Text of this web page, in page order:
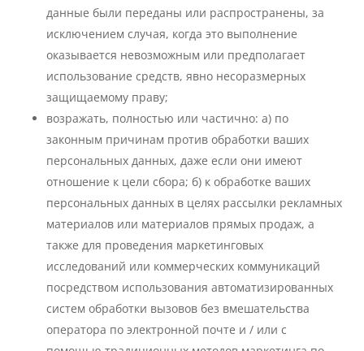
данные были переданы или распространены, за
исключением случая, когда это выполнение
оказывается невозможным или предполагает
использование средств, явно несоразмерных
защищаемому праву;
возражать, полностью или частично: а) по
законным причинам против обработки ваших
персональных данных, даже если они имеют
отношение к цели сбора; б) к обработке ваших
персональных данных в целях рассылки рекламных
материалов или материалов прямых продаж, а
также для проведения маркетинговых
исследований или коммерческих коммуникаций
посредством использования автоматизированных
систем обработки вызовов без вмешательства
оператора по электронной почте и / или с